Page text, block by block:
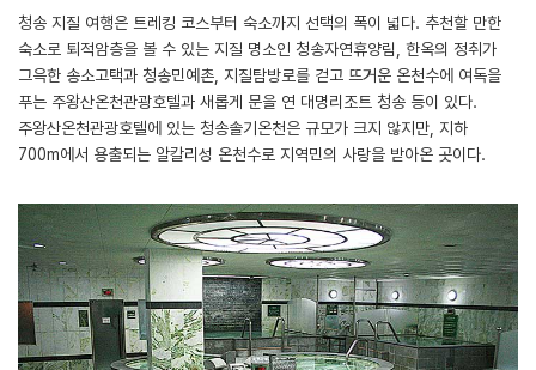
청송 지질 여행은 트레킹 코스부터 숙소까지 선택의 폭이 넓다. 추천할 만한
숙소로 퇴적암층을 볼 수 있는 지질 명소인 청송자연휴양림, 한옥의 정취가
그윽한 송소고택과 청송민예촌, 지질탐방로를 걷고 뜨거운 온천수에 여독을
푸는 주왕산온천관광호텔과 새롭게 문을 연 대명리조트 청송 등이 있다.
주왕산온천관광호텔에 있는 청송솔기온천은 규모가 크지 않지만, 지하
700m에서 용출되는 알칼리성 온천수로 지역민의 사랑을 받아온 곳이다.